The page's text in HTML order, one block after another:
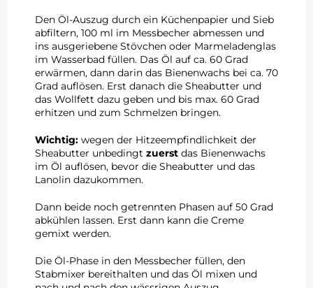
Den Öl-Auszug durch ein Küchenpapier und Sieb
abfiltern, 100 ml im Messbecher abmessen und
ins ausgeriebene Stövchen oder Marmeladenglas
im Wasserbad füllen. Das Öl auf ca. 60 Grad
erwärmen, dann darin das Bienenwachs bei ca. 70
Grad auflösen. Erst danach die Sheabutter und
das Wollfett dazu geben und bis max. 60 Grad
erhitzen und zum Schmelzen bringen.
Wichtig: wegen der Hitzeempfindlichkeit der
Sheabutter unbedingt zuerst das Bienenwachs
im Öl auflösen, bevor die Sheabutter und das
Lanolin dazukommen.
Dann beide noch getrennten Phasen auf 50 Grad
abkühlen lassen. Erst dann kann die Creme
gemixt werden.
Die Öl-Phase in den Messbecher füllen, den
Stabmixer bereithalten und das Öl mixen und